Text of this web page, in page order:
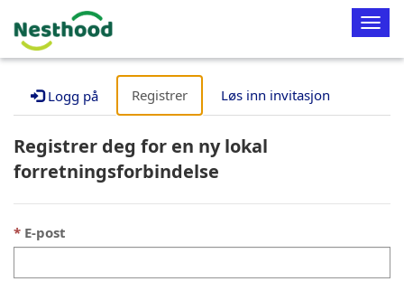
Logg på Registrer Løs inn invitasjon
Registrer deg for en ny lokal
forretningsforbindelse
E-post